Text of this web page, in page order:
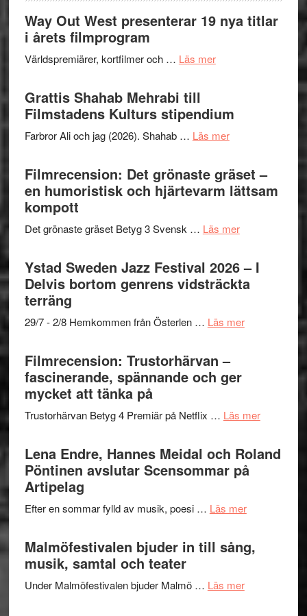
Way Out West presenterar 19 nya titlar
i årets filmprogram
Världspremiärer, kortfilmer och … Läs merom
presenterar
19
titlar
i
Grattis Shahab Mehrabi till
Filmstadens Kulturs stipendium
Farbror Ali och jag (2026). Shahab … Läs merom
Shahab
Mehrabi
till
Kulturs
Filmrecension: Det grönaste gräset –
en humoristisk och hjärtevarm lättsam
kompott
Det grönaste gräset Betyg 3 Svensk … Läs merom
Det
grönaste
gräset
en
hjärtevarm
Ystad Sweden Jazz Festival 2026 – I
Delvis bortom genrens vidsträckta
terräng
29/7 - 2/8 Hemkommen från Österlen … Läs merom
–
Delvis
bortom
terräng
Filmrecension: Trustorhärvan –
fascinerande, spännande och ger
mycket att tänka på
Trustorhärvan Betyg 4 Premiär på Netflix … Läs merom
–
Lena Endre, Hannes Meidal och Roland
Pöntinen avslutar Scensommar på
Artipelag
Efter en sommar fylld av musik, poesi … Läs merom
Hannes
Malmöfestivalen bjuder in till sång,
musik, samtal och teater
Under Malmöfestivalen bjuder Malmö … Läs merom